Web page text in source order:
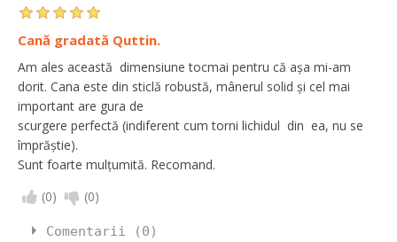
Cană gradată Quttin.
Am ales această dimensiune tocmai pentru că așa mi-am
dorit. Cana este din sticlă robustă, mânerul solid și cel mai
important are gura de
scurgere perfectă (indiferent cum torni lichidul din ea, nu se
împrăștie).
Sunt foarte mulțumită. Recomand.
(0) (0)
Comentarii (0)